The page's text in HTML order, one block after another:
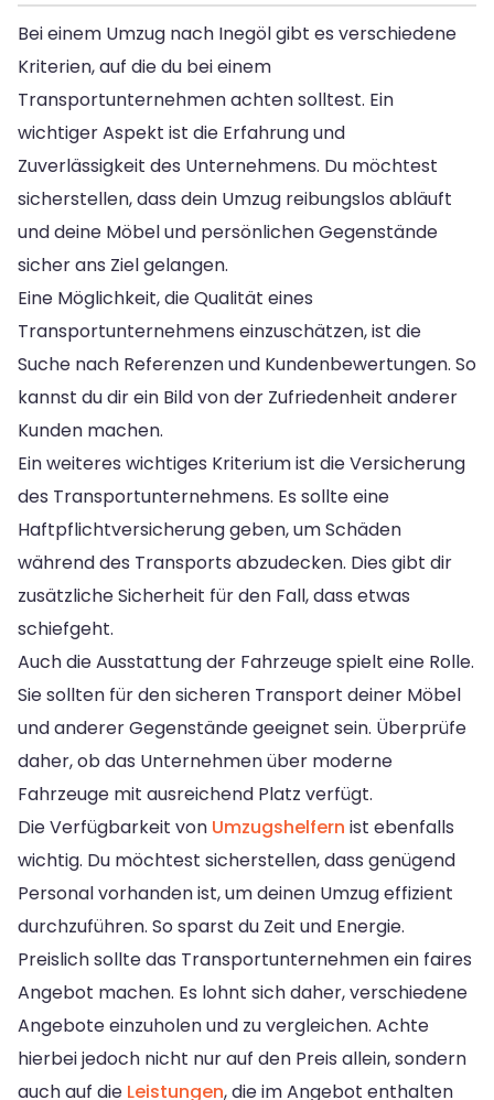
Bei einem Umzug nach Inegöl gibt es verschiedene
Kriterien, auf die du bei einem
Transportunternehmen achten solltest. Ein
wichtiger Aspekt ist die Erfahrung und
Zuverlässigkeit des Unternehmens. Du möchtest
sicherstellen, dass dein Umzug reibungslos abläuft
und deine Möbel und persönlichen Gegenstände
sicher ans Ziel gelangen.
Eine Möglichkeit, die Qualität eines
Transportunternehmens einzuschätzen, ist die
Suche nach Referenzen und Kundenbewertungen. So
kannst du dir ein Bild von der Zufriedenheit anderer
Kunden machen.
Ein weiteres wichtiges Kriterium ist die Versicherung
des Transportunternehmens. Es sollte eine
Haftpflichtversicherung geben, um Schäden
während des Transports abzudecken. Dies gibt dir
zusätzliche Sicherheit für den Fall, dass etwas
schiefgeht.
Auch die Ausstattung der Fahrzeuge spielt eine Rolle.
Sie sollten für den sicheren Transport deiner Möbel
und anderer Gegenstände geeignet sein. Überprüfe
daher, ob das Unternehmen über moderne
Fahrzeuge mit ausreichend Platz verfügt.
Die Verfügbarkeit von Umzugshelfern ist ebenfalls
wichtig. Du möchtest sicherstellen, dass genügend
Personal vorhanden ist, um deinen Umzug effizient
durchzuführen. So sparst du Zeit und Energie.
Preislich sollte das Transportunternehmen ein faires
Angebot machen. Es lohnt sich daher, verschiedene
Angebote einzuholen und zu vergleichen. Achte
hierbei jedoch nicht nur auf den Preis allein, sondern
auch auf die Leistungen, die im Angebot enthalten